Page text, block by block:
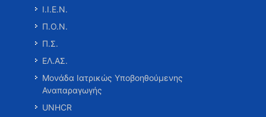
Ι.Ι.Ε.Ν.
Π.Ο.Ν.
Π.Σ.
ΕΛ.ΑΣ.
Μονάδα Ιατρικώς Υποβοηθούμενης
Αναπαραγωγής
UNHCR